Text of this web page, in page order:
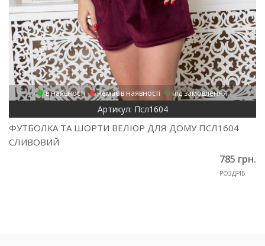
в наявності немає в наявності під замовлення
Артикул: Псл1604
ФУТБОЛКА ТА ШОРТИ ВЕЛЮР ДЛЯ ДОМУ ПСЛ1604
СЛИВОВИЙ
785 грн.
РОЗДРІБ